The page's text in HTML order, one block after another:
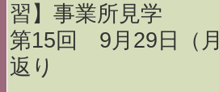
習】事業所見学
第15回 9月29日（
返り